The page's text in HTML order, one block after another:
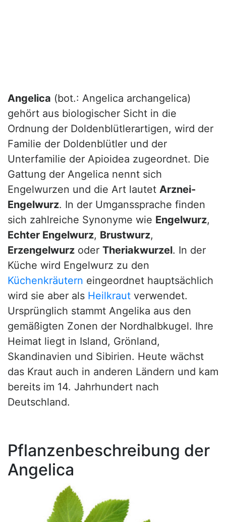
Angelica (bot.: Angelica archangelica)
gehört aus biologischer Sicht in die
Ordnung der Doldenblütlerartigen, wird der
Familie der Doldenblütler und der
Unterfamilie der Apioidea zugeordnet. Die
Gattung der Angelica nennt sich
Engelwurzen und die Art lautet Arznei-
Engelwurz. In der Umganssprache finden
sich zahlreiche Synonyme wie Engelwurz,
Echter Engelwurz, Brustwurz,
Erzengelwurz oder Theriakwurzel. In der
Küche wird Engelwurz zu den
Küchenkräutern eingeordnet hauptsächlich
wird sie aber als Heilkraut verwendet.
Ursprünglich stammt Angelika aus den
gemäßigten Zonen der Nordhalbkugel. Ihre
Heimat liegt in Island, Grönland,
Skandinavien und Sibirien. Heute wächst
das Kraut auch in anderen Ländern und kam
bereits im 14. Jahrhundert nach
Deutschland.
Pflanzenbeschreibung der
Angelica